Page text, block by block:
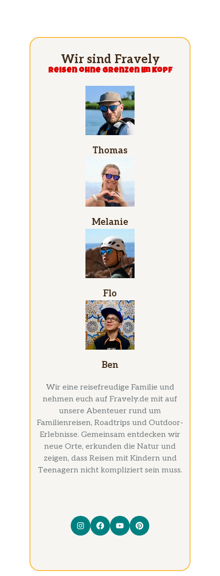
Wir sind Fravely
Reisen ohne grenzen im Kopf
Thomas
Melanie
Flo
Ben
Wir eine reisefreudige Familie und
nehmen euch auf Fravely.de mit auf
unsere Abenteuer rund um
Familienreisen, Roadtrips und Outdoor-
Erlebnisse. Gemeinsam entdecken wir
neue Orte, erkunden die Natur und
zeigen, dass Reisen mit Kindern und
Teenagern nicht kompliziert sein muss.